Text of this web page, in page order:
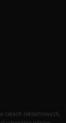
celach reklamowych,